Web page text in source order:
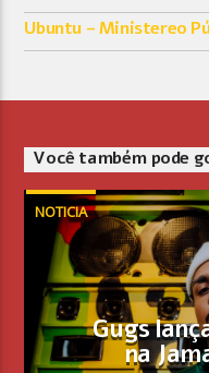
Ubuntu – Ministereo
Você também pode
NOTICIA
Gugs
na